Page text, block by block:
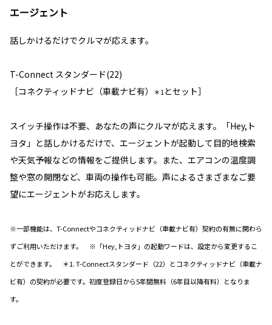
エージェント
話しかけるだけでクルマが応えます。
T-Connect スタンダード(22)
［コネクティッドナビ（車載ナビ有）
＊1 とセット］
スイッチ操作は不要、あなたの声にクルマが応えます。「Hey,ト
ヨタ」と話しかけるだけで、エージェントが起動して目的地検索
や天気予報などの情報をご提供します。また、エアコンの温度調
整や窓の開閉など、車両の操作も可能。声によるさまざまなご要
望にエージェントがお応えします。
※一部機能は、T-Connectやコネクティッドナビ（車載ナビ有）契約の有無に関わら
ずご利用いただけます。 ※「Hey,トヨタ」の起動ワードは、設定から変更するこ
とができます。 ＊1. T-Connectスタンダード（22）とコネクティッドナビ（車載ナ
ビ有）の契約が必要です。初度登録日から5年間無料（6年目以降有料）となりま
す。